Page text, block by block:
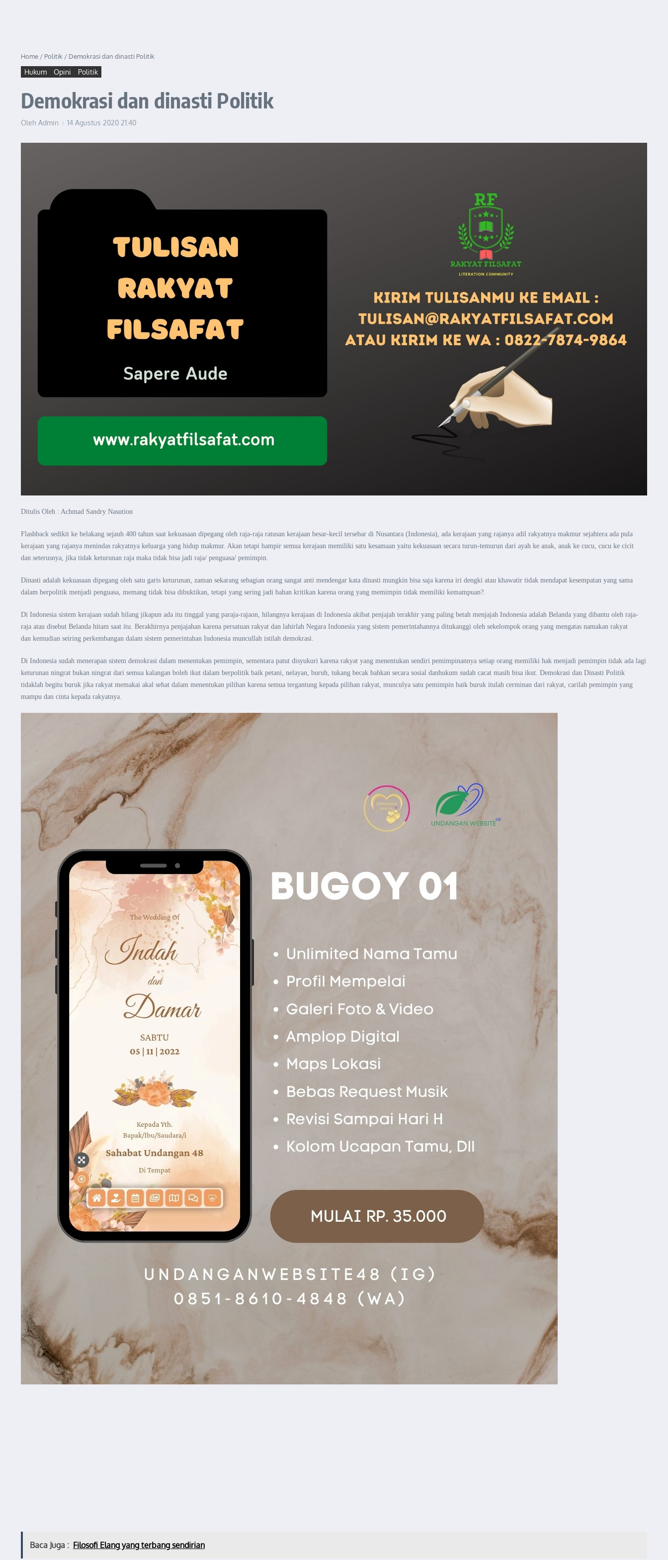
Home / Politik / Demokrasi dan dinasti Politik
Hukum Opini Politik
Demokrasi dan dinasti Politik
Oleh Admin 14 Agustus 2020 21:40
Ditulis Oleh : Achmad Sandry Nasution
Flashback sedikit ke belakang sejauh 400 tahun saat kekuasaan dipegang oleh raja-raja ratusan kerajaan besar-kecil tersebar di Nusantara (Indonesia), ada kerajaan yang rajanya adil rakyatnya makmur sejahtera ada pula
kerajaan yang rajanya menindas rakyatnya keluarga yang hidup makmur. Akan tetapi hampir semua kerajaan memiliki satu kesamaan yaitu kekuasaan secara turun-temurun dari ayah ke anak, anak ke cucu, cucu ke cicit
dan seterusnya, jika tidak keturunan raja maka tidak bisa jadi raja/ penguasa/ pemimpin.
Dinasti adalah kekuasaan dipegang oleh satu garis keturunan, zaman sekarang sebagian orang sangat anti mendengar kata dinasti mungkin bisa saja karena iri dengki atau khawatir tidak mendapat kesempatan yang sama
dalam berpolitik menjadi penguasa, memang tidak bisa dibuktikan, tetapi yang sering jadi bahan kritikan karena orang yang memimpin tidak memiliki kemampuan?.
Di Indonesia sistem kerajaan sudah hilang jikapun ada itu tinggal yang paraja-rajaon, hilangnya kerajaan di Indonesia akibat penjajah terakhir yang paling betah menjajah Indonesia adalah Belanda yang dibantu oleh raja-
raja atau disebut Belanda hitam saat itu. Berakhirnya penjajahan karena persatuan rakyat dan lahirlah Negara Indonesia yang sistem pemerintahannya ditukanggi oleh sekelompok orang yang mengatas namakan rakyat
dan kemudian seiring perkembangan dalam sistem pemerintahan Indonesia muncullah istilah demokrasi.
Di Indonesia sudah menerapan sistem demokrasi dalam menentukan pemimpin, sementara patut disyukuri karena rakyat yang menentukan sendiri pemimpinannya setiap orang memiliki hak menjadi pemimpin tidak ada lagi
keturunan ningrat bukan ningrat dari semua kalangan boleh ikut dalam berpolitik baik petani, nelayan, buruh, tukang becak bahkan secara sosial danhukum sudah cacat masih bisa ikut. Demokrasi dan Dinasti Politik
tidaklah begitu buruk jika rakyat memakai akal sehat dalam menentukan pilihan karena semua tergantung kepada pilihan rakyat, munculya satu pemimpin baik buruk itulah cerminan dari rakyat, carilah pemimpin yang
mampu dan cinta kepada rakyatnya.
Baca Juga : Filosofi Elang yang terbang sendirian